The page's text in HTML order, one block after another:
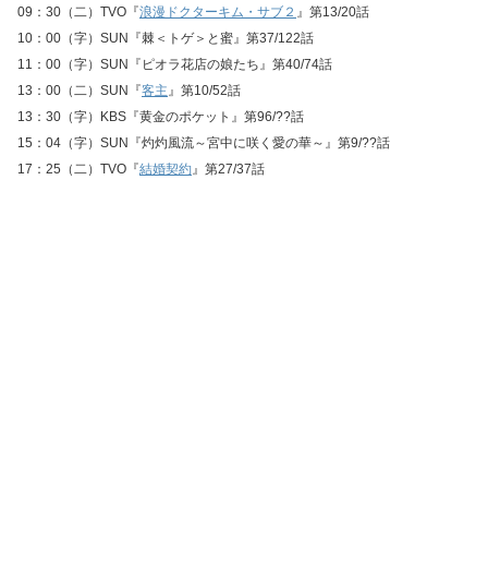
09：30（二）TVO『浪漫ドクターキム・サブ２ 』第13/20話
10：00（字）SUN『棘＜トゲ＞と蜜』第37/122話
11：00（字）SUN『ピオラ花店の娘たち』第40/74話
13：00（二）SUN『客主』第10/52話
13：30（字）KBS『黄金のポケット』第96/??話
15：04（字）SUN『灼灼風流～宮中に咲く愛の華～』第9/??話
17：25（二）TVO『結婚契約』第27/37話